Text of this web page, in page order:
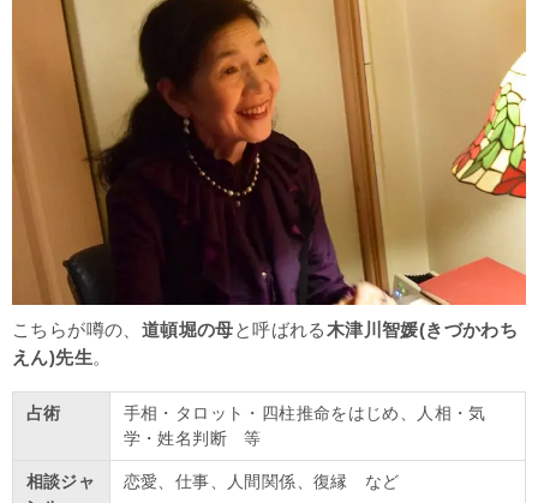
こちらが噂の、 道頓堀の母と呼ばれる木津川智媛(きづかわち
えん)先生。
占術
手相・タロット・四柱推命をはじめ、人相・気
学・姓名判断 等
相談ジャ
恋愛、仕事、人間関係、復縁 など